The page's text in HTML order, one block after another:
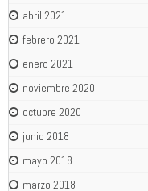
abril 2021
febrero 2021
enero 2021
noviembre 2020
octubre 2020
junio 2018
mayo 2018
marzo 2018